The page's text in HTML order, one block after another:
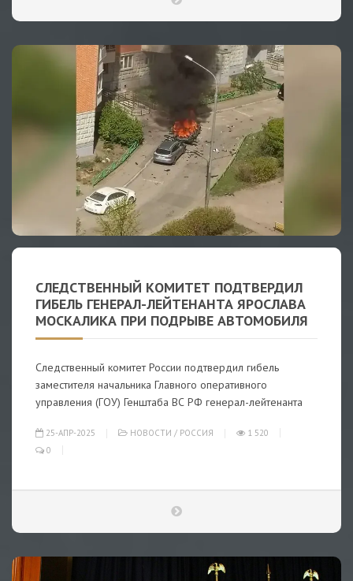
СЛЕДСТВЕННЫЙ КОМИТЕТ ПОДТВЕРДИЛ
ГИБЕЛЬ ГЕНЕРАЛ-ЛЕЙТЕНАНТА ЯРОСЛАВА
МОСКАЛИКА ПРИ ПОДРЫВЕ АВТОМОБИЛЯ
Следственный комитет России подтвердил гибель
заместителя начальника Главного оперативного
управления (ГОУ) Генштаба ВС РФ генерал-лейтенанта
25-АПР-2025 НОВОСТИ / РОССИЯ
1 520
0